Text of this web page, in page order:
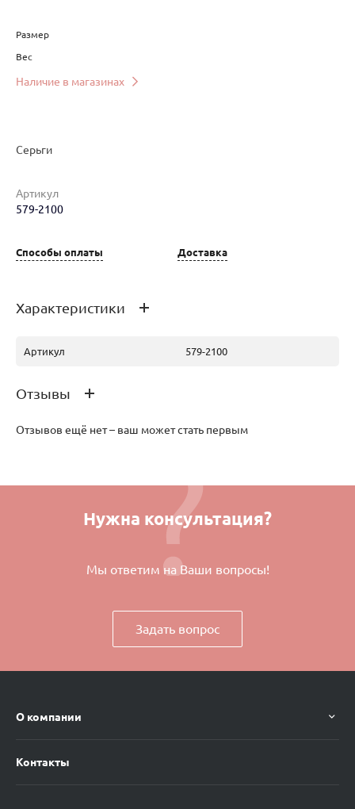
Размер
Вес
Наличие в магазинах
Серьги (29728381)
Серьги
Артикул
579-2100
Способы оплаты Доставка
Характеристики
Артикул 579-2100
Отзывы
Отзывов ещё нет – ваш может стать первым
Нужна консультация?
Мы ответим на Ваши вопросы!
Задать вопрос
О компании
Контакты